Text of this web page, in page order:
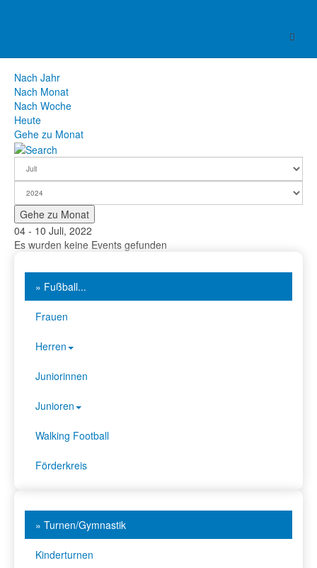
Nach Jahr
Nach Monat
Nach Woche
Heute
Gehe zu Monat
Gehe zu Monat
04 - 10 Juli, 2022
Es wurden keine Events gefunden
» Fußball...
Frauen
Herren
Juniorinnen
Junioren
Walking Football
Förderkreis
» Turnen/Gymnastik
Kinderturnen